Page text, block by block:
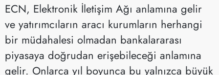
ECN, Elektronik İletişim Ağı anlamına gelir
ve yatırımcıların aracı kurumların herhangi
bir müdahalesi olmadan bankalararası
piyasaya doğrudan erişebileceği anlamına
gelir. Onlarca yıl boyunca bu yalnızca büyük